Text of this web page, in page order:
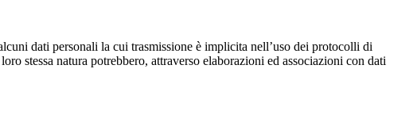
dati personali la cui trasmissione è implicita nell’uso dei protocolli di
stessa natura potrebbero, attraverso elaborazioni ed associazioni con dati